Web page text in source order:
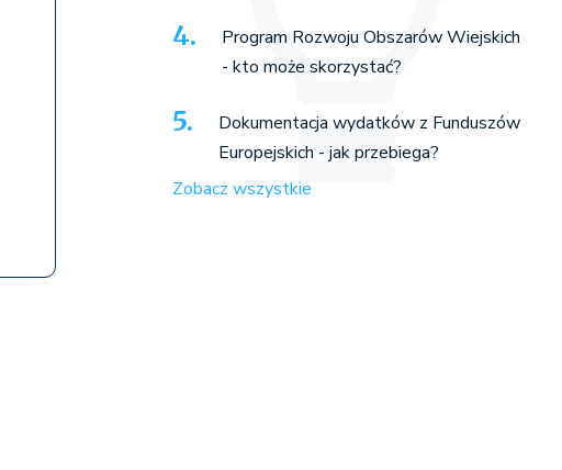
Program Rozwoju Obszarów Wiejskich
- kto może skorzystać?
Dokumentacja wydatków z Funduszów
Europejskich - jak przebiega?
Zobacz wszystkie